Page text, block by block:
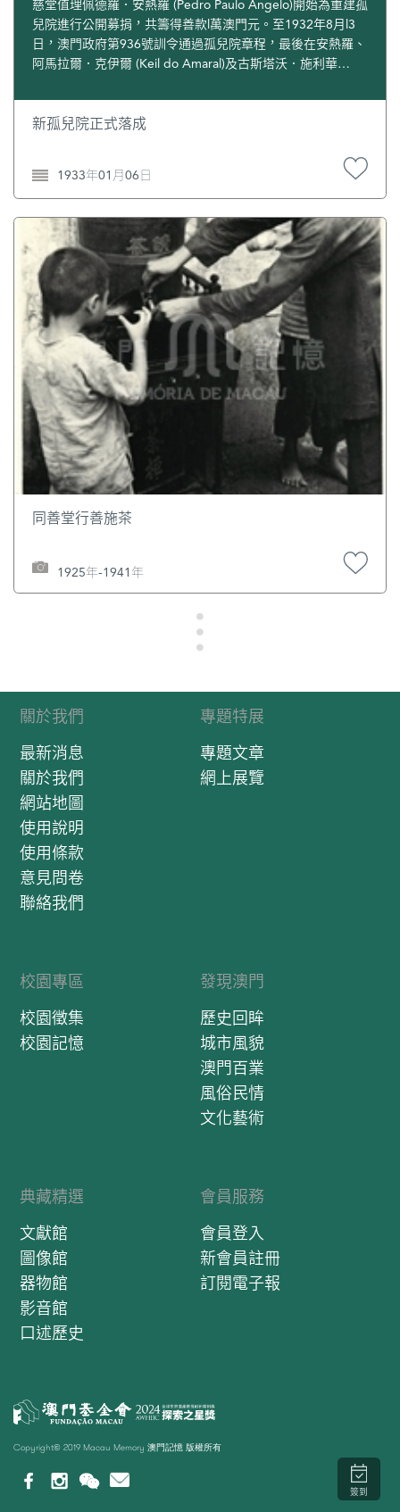
慈堂值理佩德羅．安熱羅 (Pedro Paulo Ángelo)開始為重建孤
兒院進行公開募捐，共籌得善款l萬澳門元。至1932年8月l3
日，澳門政府第936號訓令通過孤兒院章程，最後在安熱羅、
阿馬拉爾．克伊爾 (Keil do Amaral)及古斯塔沃．施利華
孤兒院。施白蒂：《澳門編年史：20世紀 (1900-1949)》，
第3頁、第246頁及第258頁。
新孤兒院正式落成
1933年01月06日
同善堂行善施茶
1925年-1941年
關於我們
最新消息
關於我們
網站地圖
使用說明
使用條款
意見問卷
聯絡我們
專題特展
專題文章
網上展覽
校園專區
校園徵集
校園記憶
發現澳門
歷史回眸
城市風貌
澳門百業
風俗民情
文化藝術
典藏精選
文獻館
圖像館
器物館
影音館
口述歷史
會員服務
會員登入
新會員註冊
訂閱電子報
Copyright© 2019 Macau Memory 澳門記憶 版權所有
簽到